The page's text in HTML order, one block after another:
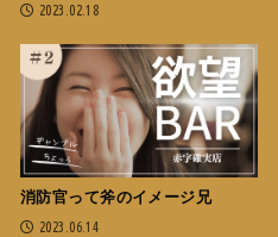
2023.02.18
消防官って斧のイメージ兄
2023.06.14